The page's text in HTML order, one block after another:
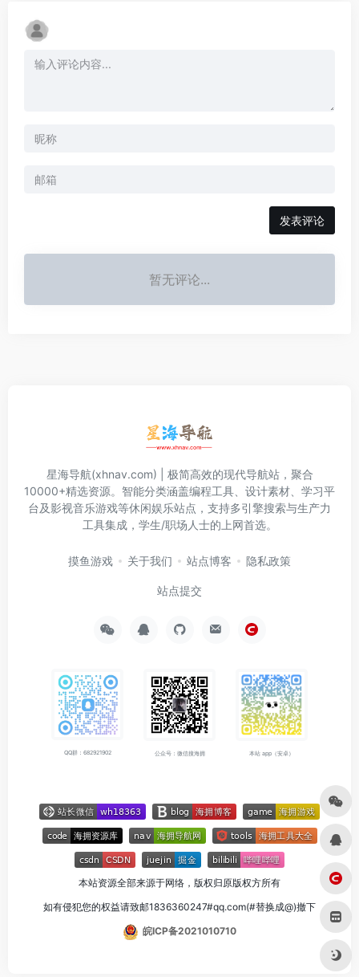
发表评论
暂无评论...
星海导航(xhnav.com) | 极简高效的现代导航站，聚合
10000+精选资源。智能分类涵盖编程工具、设计素材、学习平
台及影视音乐游戏等休闲娱乐站点，支持多引擎搜索与生产力
工具集成，学生/职场人士的上网首选。
摸鱼游戏 关于我们 站点博客 隐私政策
站点提交
QQ群：682921902 公众号：微信搜海拥 本站 app（安卓）
本站资源全部来源于网络，版权归原版权方所有
如有侵犯您的权益请致邮1836360247#qq.com(#替换成@)撤下
皖ICP备2021010710